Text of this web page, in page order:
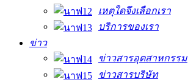
เหตุใดจึงเลือกเรา
บริการของเรา
ข่าว
ข่าวสารอุตสาหกรรม
ข่าวสารบริษัท